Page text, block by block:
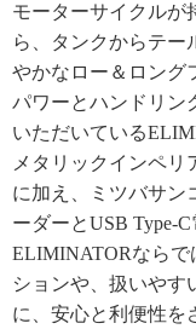
モーターサイクルが
ら、タンクからテー
やかなロー＆ロング
パワーとハンドリン
いただいている
メタリックインペ
に加え、ミツバサン
ーダーとUSB Type-
ELIMINATORならで
ションや、扱いやす
に、安心と利便性を